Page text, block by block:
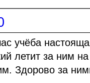
учёба
летит за ним
Здорово за